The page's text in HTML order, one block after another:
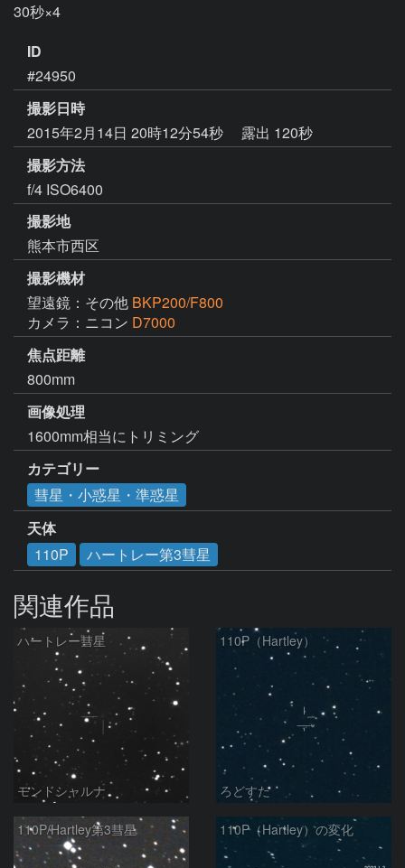
30秒×4
ID
#24950
撮影日時
2015年2月14日 20時12分54秒
露出 120秒
撮影方法
f/4 ISO6400
撮影地
熊本市西区
撮影機材
望遠鏡：その他 BKP200/F800
カメラ：ニコン D7000
焦点距離
800mm
画像処理
1600mm相当にトリミング
カテゴリー
彗星・小惑星・準惑星
天体
110P
ハートレー第3彗星
関連作品
ハートレー彗星
モンドシャルナ
110P（Hartley）
ろどすた
110P/Hartley第3彗星 110P（Hartley）の変化